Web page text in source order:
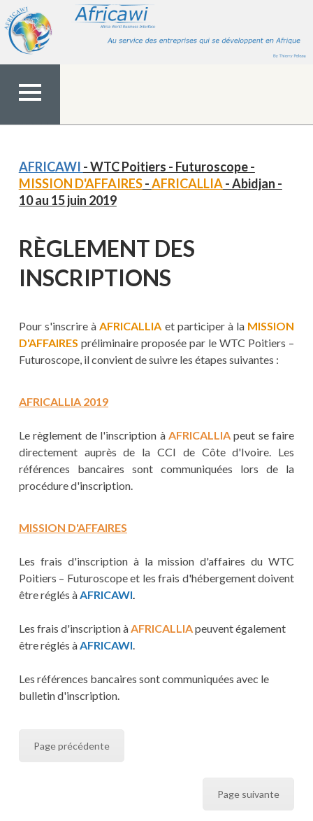
contenu
MENU
AFRICAWI - WTC Poitiers - Futuroscope -
MISSION D'AFFAIRES-AFRICALLIA- Abidjan -
10 au 15 juin 2019
RÈGLEMENT DES
INSCRIPTIONS
Pour s'inscrire àAFRICALLIA et participer à la MISSION
D'AFFAIRES préliminaire proposée par le WTC Poitiers –
Futuroscope, il convient de suivre les étapes suivantes :
AFRICALLIA 2019
Le règlement de l'inscription à AFRICALLIApeut se faire
directement auprès de la CCI de Côte d'Ivoire. Les
références bancaires sont communiquées lors de la
procédure d'inscription.
MISSION D'AFFAIRES
Les frais d'inscription à la mission d'affaires du WTC
Poitiers – Futuroscope et les frais d'hébergement doivent
être réglés àAFRICAWI.
Les frais d'inscription àAFRICALLIApeuvent également
être réglés àAFRICAWI.
Les références bancaires sont communiquées avec le
bulletin d'inscription.
Page précédente
Page suivante